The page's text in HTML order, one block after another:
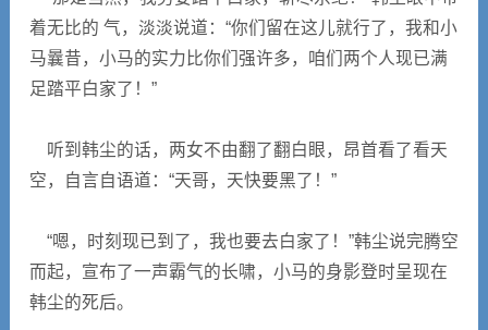
着无比的 气，淡淡说道：“你们留在这儿就行了，我和小
马曩昔，小马的实力比你们强许多，咱们两个人现已满
足踏平白家了！”
听到韩尘的话，两女不由翻了翻白眼，昂首看了看天
空，自言自语道：“天哥，天快要黑了！”
“嗯，时刻现已到了，我也要去白家了！”韩尘说完腾空
而起，宣布了一声霸气的长啸，小马的身影登时呈现在
韩尘的死后。